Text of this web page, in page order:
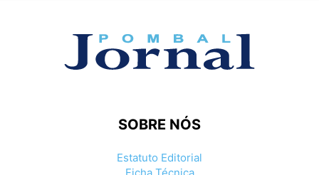
SOBRE NÓS
Estatuto Editorial
Ficha Técnica